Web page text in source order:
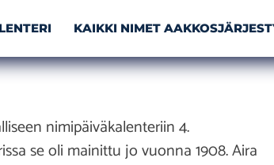
KAIKKI NIMET
nimipäiväkalenteriin 4.
se oli mainittu jo vuonna 1908. Aira